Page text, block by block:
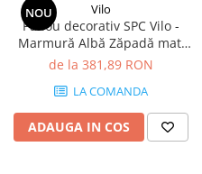
NOU Vilo
Panou decorativ SPC Vilo -
Marmură Albă Zăpadă mat,
1200×600×4 mm, 2.88
de la 381,89 RON
LA COMANDA
ADAUGA IN COS